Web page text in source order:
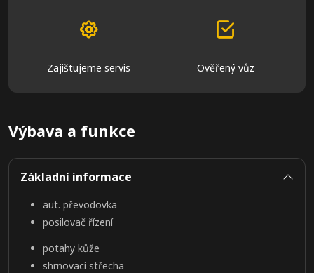
Zajištujeme servis Ověřený vůz
Výbava a funkce
Základní informace
aut. převodovka
posilovač řízení
potahy kůže
shrnovací střecha